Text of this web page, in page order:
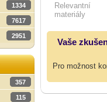
1334
7617
2951
357
115
Relevantní
materiály
Vaše
Pro možnost